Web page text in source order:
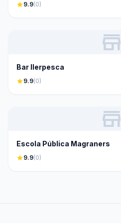
star9.9(0)
store
Bar Ilerpesca
star9.9(0)
store
Escola Pública Magraners
star9.9(0)